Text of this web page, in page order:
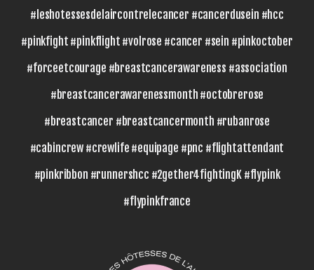
#leshotessesdelaircontrelecancer #cancerdusein #hcc
#pinkfight #pinkflight #volrose #cancer #sein #pinkoctober
#forceetcourage #breastcancerawareness #association
#breastcancerawarenessmonth #octobrerose
#breastcancer #breastcancermonth #rubanrose
#cabincrew #crewlife #equipage #pnc #flightattendant
#pinkribbon #runnershcc #2gether4fightingK #flypink
#flypinkfrance